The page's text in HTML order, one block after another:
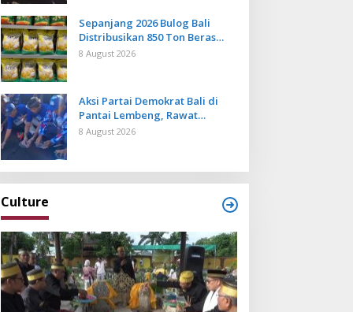
Sepanjang 2026 Bulog Bali
Distribusikan 850 Ton Beras
Premium ke Jaringan Ritel
8 August 2026
Aksi Partai Demokrat Bali di
Pantai Lembeng, Rawat
Lingkungan hingga Lepas
8 August 2026
Culture